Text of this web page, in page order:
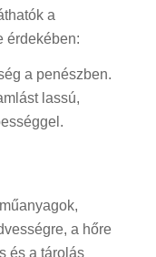
a
érdekében:
a penészben.
lassú,
a hőre
és a tárolás